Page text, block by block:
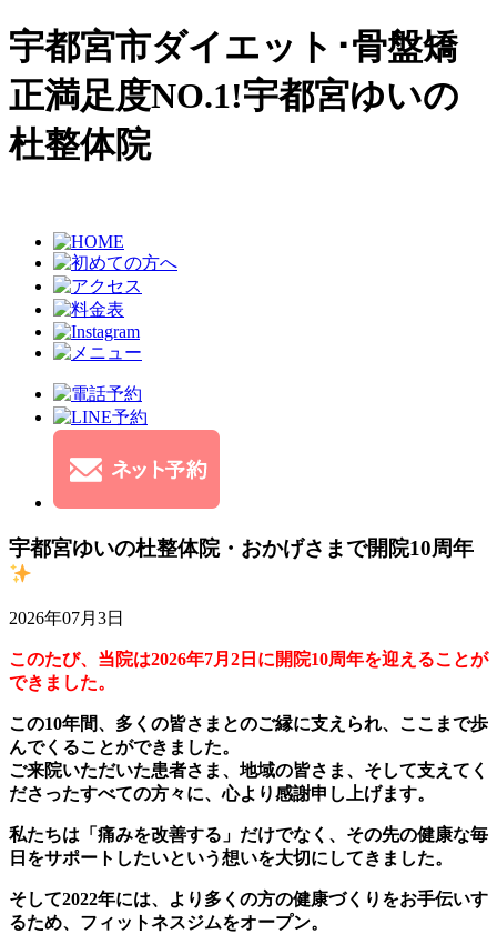
宇都宮市ダイエット･骨盤矯
正満足度NO.1!宇都宮ゆいの
杜整体院
宇都宮ゆいの杜整体院・おかげさまで開院10周年
2026年07月3日
このたび、当院は2026年7月2日に開院10周年を迎えることが
できました。
この10年間、多くの皆さまとのご縁に支えられ、ここまで歩
んでくることができました。
ご来院いただいた患者さま、地域の皆さま、そして支えてく
ださったすべての方々に、心より感謝申し上げます。
私たちは「痛みを改善する」だけでなく、その先の健康な毎
日をサポートしたいという想いを大切にしてきました。
そして2022年には、より多くの方の健康づくりをお手伝いす
るため、フィットネスジムをオープン。